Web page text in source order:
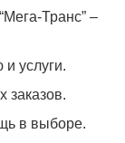
Транс” –
услуги.
заказов.
в выборе.